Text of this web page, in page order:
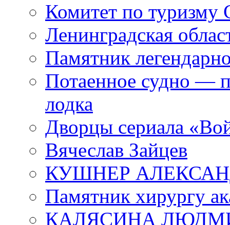
Комитет по туризму
Ленинградская
Памятник
Потаенное судно —
лодка
Дворцы сериала
Вячеслав Зайцев
КУШНЕР
Памятник хирургу
КАЛЯСИНА